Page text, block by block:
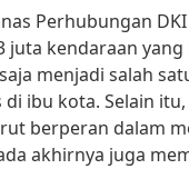
Perhubungan
kendaraan
menjadi salah
ibu kota. Selain
berperan dalam
akhirnya juga